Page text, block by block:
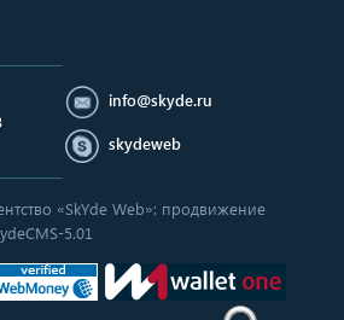
info@skyde.ru
skydeweb
«SkYde Web»: продвижение
5.01